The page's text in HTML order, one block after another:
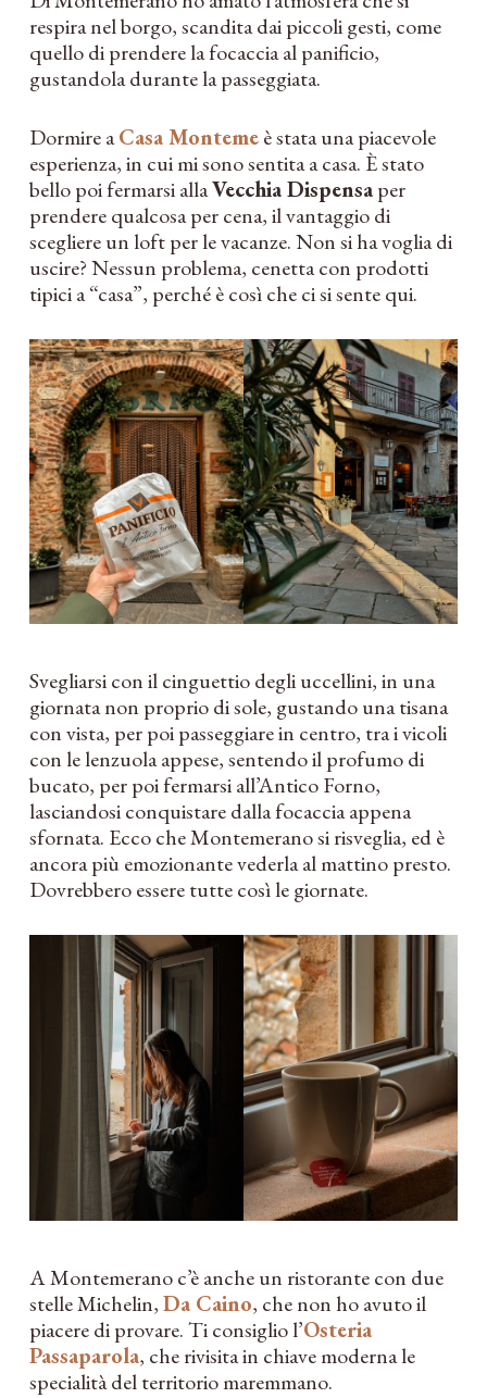
respira nel borgo, scandita dai piccoli gesti, come
quello di prendere la focaccia al panificio,
gustandola durante la passeggiata.
Dormire aCasa Montemeè stata una piacevole
esperienza, in cui mi sono sentita a casa. È stato
bello poi fermarsi allaVecchia Dispensaper
prendere qualcosa per cena, il vantaggio di
scegliere un loft per le vacanze. Non si ha voglia di
uscire? Nessun problema, cenetta con prodotti
tipici a “casa”, perché è così che ci si sente qui.
Svegliarsi con il cinguettio degli uccellini, in una
giornata non proprio di sole, gustando una tisana
con vista, per poi passeggiare in centro, tra i vicoli
con le lenzuola appese, sentendo il profumo di
bucato, per poi fermarsi all’Antico Forno,
lasciandosi conquistare dalla focaccia appena
sfornata. Ecco che Montemerano si risveglia, ed è
ancora più emozionante vederla al mattino presto.
Dovrebbero essere tutte così le giornate.
A Montemerano c’è anche un ristorante con due
stelle Michelin,Da Caino, che non ho avuto il
piacere di provare. Ti consiglio l’Osteria
Passaparola, che rivisita in chiave moderna le
specialità del territorio maremmano.